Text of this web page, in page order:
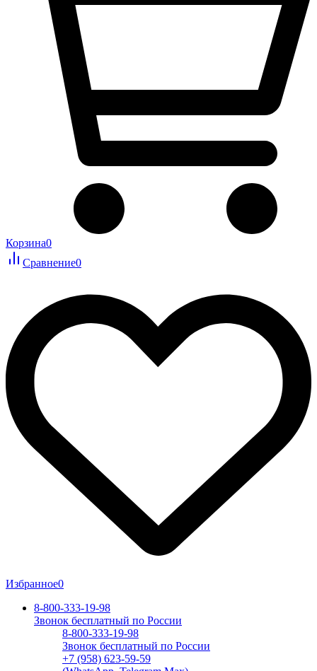
Корзина0
Сравнение0
Избранное0
8-800-333-19-98
Звонок бесплатный по России
8-800-333-19-98
Звонок бесплатный по России
+7 (958) 623-59-59